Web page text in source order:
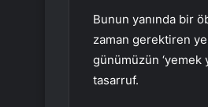
Bunun yanında bir
zaman gerektiren
günümüzün ‘yemek
tasarruf.